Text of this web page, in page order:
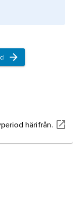
härifrån.